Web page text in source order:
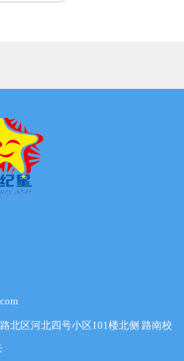
北区河北四号小区101楼北侧 路南校